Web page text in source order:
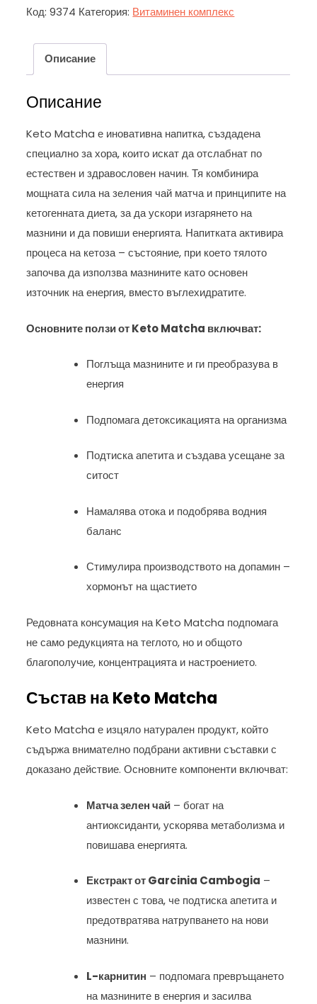
Код:9374 Категория: Витаминен комплекс
Описание
Описание
Keto Matcha е иновативна напитка, създадена
специално за хора, които искат да отслабнат по
естествен и здравословен начин. Тя комбинира
мощната сила на зеления чай матча и принципите на
кетогенната диета, за да ускори изгарянето на
мазнини и да повиши енергията. Напитката активира
процеса на кетоза – състояние, при което тялото
започва да използва мазнините като основен
източник на енергия, вместо въглехидратите.
Основните ползи от Keto Matcha включват:
Поглъща мазнините и ги преобразува в
енергия
Подпомага детоксикацията на организма
Подтиска апетита и създава усещане за
ситост
Намалява отока и подобрява водния
баланс
Стимулира производството на допамин –
хормонът на щастието
Редовната консумация на Keto Matcha подпомага
не само редукцията на теглото, но и общото
благополучие, концентрацията и настроението.
Състав на Keto Matcha
Keto Matcha е изцяло натурален продукт, който
съдържа внимателно подбрани активни съставки с
доказано действие. Основните компоненти включват:
Матча зелен чай – богат на
антиоксиданти, ускорява метаболизма и
повишава енергията.
Екстракт от Garcinia Cambogia –
известен с това, че подтиска апетита и
предотвратява натрупването на нови
мазнини.
L-карнитин – подпомага превръщането
на мазнините в енергия и засилва